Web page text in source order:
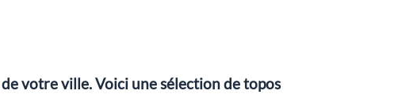
votre ville. Voici une sélection de topos